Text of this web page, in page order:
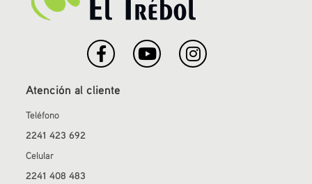
Atención al cliente
Teléfono
2241 423 692
Celular
2241 408 483